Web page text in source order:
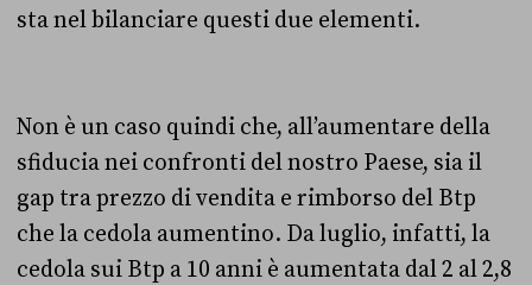
sta nel bilanciare questi due elementi.
Non è un caso quindi che, all’aumentare della
sfiducia nei confronti del nostro Paese, sia il
gap tra prezzo di vendita e rimborso del Btp
che la cedola aumentino. Da luglio, infatti, la
cedola sui Btp a 10 anni è aumentata dal 2 al 2,8